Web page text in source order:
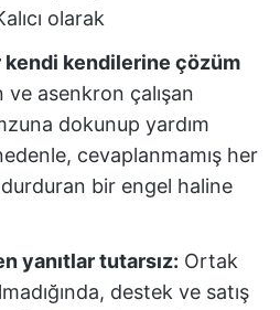
olarak
kendi kendilerine çözüm
ve asenkron çalışan
dokunup yardım
cevaplanmamış her
bir engel haline
yanıtlar tutarsız: Ortak
destek ve satış